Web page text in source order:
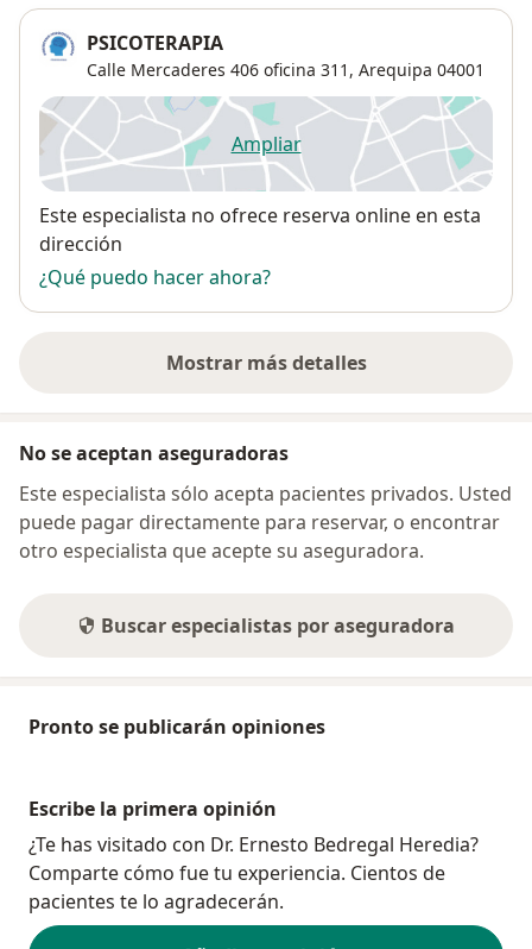
PSICOTERAPIA
Calle Mercaderes 406 oficina 311, Arequipa 04001
Ampliarse abre en una nueva
Disponibilidad
Este especialista no ofrece reserva online en esta
dirección
¿Qué puedo hacer ahora?
Mostrar más detalles
sobre la dirección
No se aceptan aseguradoras
Este especialista sólo acepta pacientes privados. Usted
puede pagar directamente para reservar, o encontrar
otro especialista que acepte su aseguradora.
Buscar especialistas por aseguradora
Pronto se publicarán opiniones
Escribe la primera opinión
¿Te has visitado con Dr. Ernesto Bedregal Heredia?
Comparte cómo fue tu experiencia. Cientos de
pacientes te lo agradecerán.